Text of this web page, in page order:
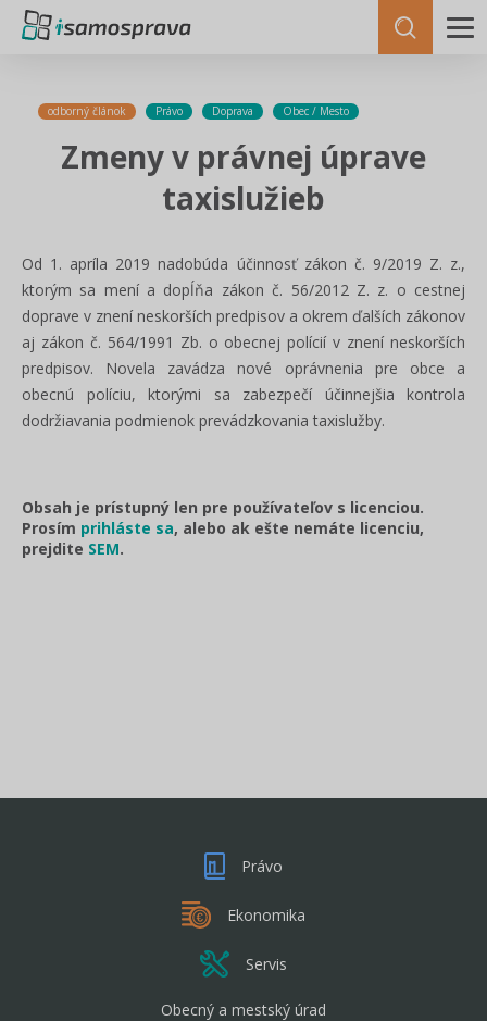
odborný článok Právo Doprava Obec / Mesto
Zmeny v právnej úprave
taxislužieb
Od 1. apríla 2019 nadobúda účinnosť zákon č. 9/2019 Z. z.,
ktorým sa mení a dopĺňa zákon č. 56/2012 Z. z. o cestnej
doprave v znení neskorších predpisov a okrem ďalších zákonov
aj zákon č. 564/1991 Zb. o obecnej polícií v znení neskorších
predpisov. Novela zavádza nové oprávnenia pre obce a
obecnú políciu, ktorými sa zabezpečí účinnejšia kontrola
dodržiavania podmienok prevádzkovania taxislužby.
Obsah je prístupný len pre používateľov s licenciou.
Prosím prihláste sa, alebo ak ešte nemáte licenciu,
prejdite SEM.
Právo
Ekonomika
Servis
Obecný a mestský úrad